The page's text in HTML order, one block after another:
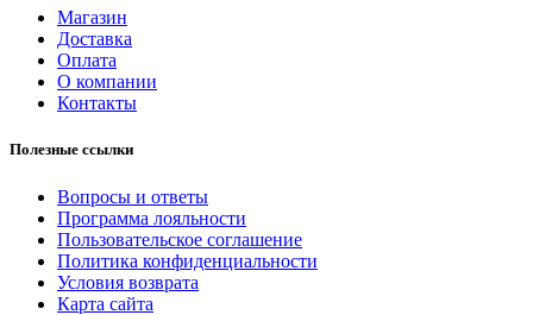
Магазин
Доставка
Оплата
О компании
Контакты
Полезные ссылки
Вопросы и ответы
Программа лояльности
Пользовательское соглашение
Политика конфиденциальности
Условия возврата
Карта сайта